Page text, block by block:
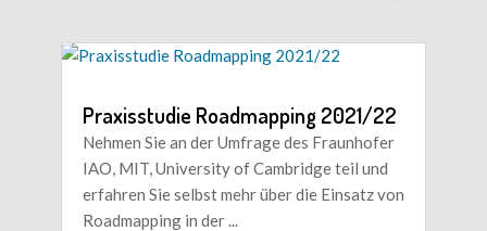
Praxisstudie Roadmapping 2021/22
Nehmen Sie an der Umfrage des Fraunhofer
IAO, MIT, University of Cambridge teil und
erfahren Sie selbst mehr über die Einsatz von
Roadmapping in der...